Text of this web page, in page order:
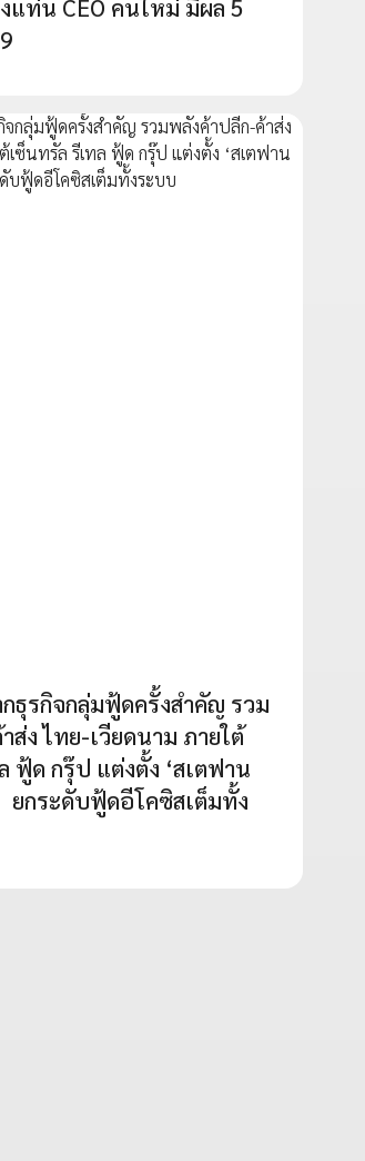
แท่น CEO คนใหม่ มีผล 5
กธุรกิจกลุ่มฟู้ดครั้งสำคัญ รวม
ส่ง ไทย-เวียดนาม ภายใต้
ฟู้ด กรุ๊ป แต่งตั้ง ‘สเตฟาน
ยกระดับฟู้ดอีโคซิสเต็มทั้ง